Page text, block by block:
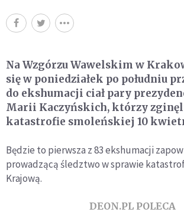
Na Wzgórzu Wawelskim w
się w poniedziałek po południu
do ekshumacji ciał pary
Marii Kaczyńskich, którzy
katastrofie smoleńskiej 10
Będzie to pierwsza z 83 ekshumacji
prowadzącą śledztwo w sprawie
Krajową.
DEON.PL POLECA